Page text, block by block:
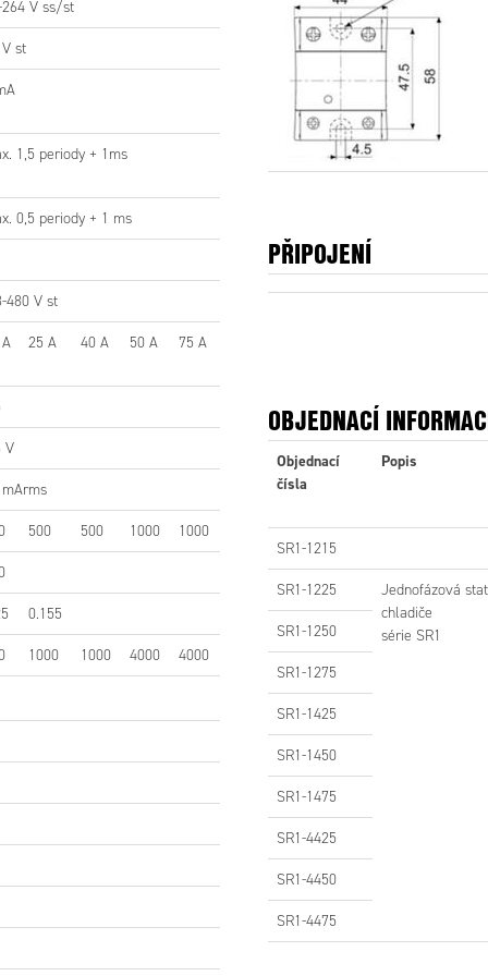
4000
4 kV
IP20
SR1-1215
264 V ss/st
V st
1,5 periody + 1ms
0,5 periody + 1 ms
480 V st
25 A 40 A 50 A 75 A
V
mArms
500 500 1000 1000
0.155
1000 1000 4000 4000
PŘIPOJENÍ
OBJEDNACÍ
Objednací
čísla
Popis
SR1-1215
SR1-1225
Jednofázová
chladiče
série SR1
SR1-1250
SR1-1275
SR1-1425
SR1-1450
SR1-1475
SR1-4425
SR1-4450
SR1-4475